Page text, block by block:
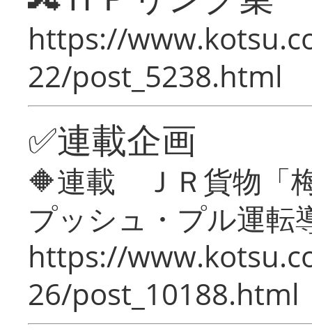
https://
22/post_5238.html
✅連載企画
🔶連載 ＪＲ貨物「
プッシュ・プル運転
https://
26/post_10188.html